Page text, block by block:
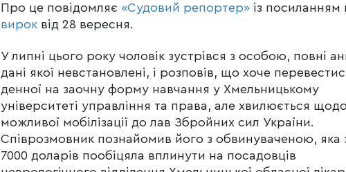
Про це повідомляє «Судовий репортер» із посиланням
вирок від 28 вересня.
У липні цього року чоловік зустрівся з особою, повні
дані якої невстановлені, і розповів, що хоче
денної на заочну форму навчання у Хмельницькому
університеті управління та права, але хвилюється
можливої мобілізації до лав Збройних сил України.
Співрозмовник познайомив його з обвинуваченою, яка
7000 доларів пообіцяла вплинути на посадовців